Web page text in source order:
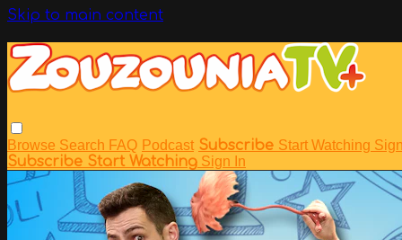
Skip to main content
Browse Search FAQ Podcast Subscribe Start Watching
Subscribe Start Watching Sign In